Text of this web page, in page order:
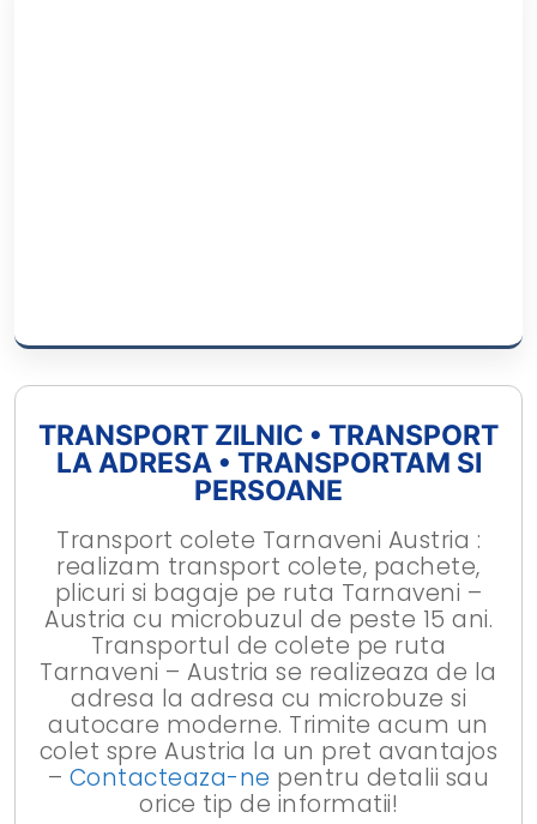
TRANSPORT ZILNIC • TRANSPORT
LA ADRESA • TRANSPORTAM SI
PERSOANE
Transport colete Tarnaveni Austria :
realizam transport colete, pachete,
plicuri si bagaje pe ruta Tarnaveni –
Austria cu microbuzul de peste 15 ani.
Transportul de colete pe ruta
Tarnaveni – Austria se realizeaza de la
adresa la adresa cu microbuze si
autocare moderne. Trimite acum un
colet spre Austria la un pret avantajos
– Contacteaza-ne pentru detalii sau
orice tip de informatii!